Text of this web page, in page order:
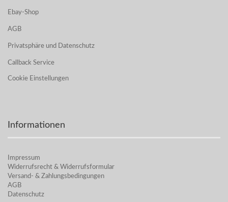
Ebay-Shop
AGB
Privatsphäre und Datenschutz
Callback Service
Cookie Einstellungen
Informationen
Impressum
Widerrufsrecht & Widerrufsformular
Versand- & Zahlungsbedingungen
AGB
Datenschutz